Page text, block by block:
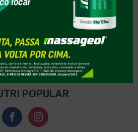
de funcionamento
7:30 - 22:00
POPULAR